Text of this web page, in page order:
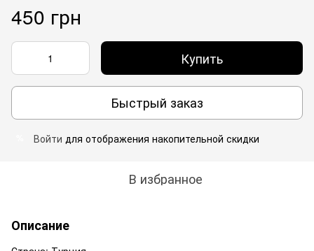
450 грн
Купить
Быстрый заказ
Войти для отображения накопительной скидки
В избранное
Описание